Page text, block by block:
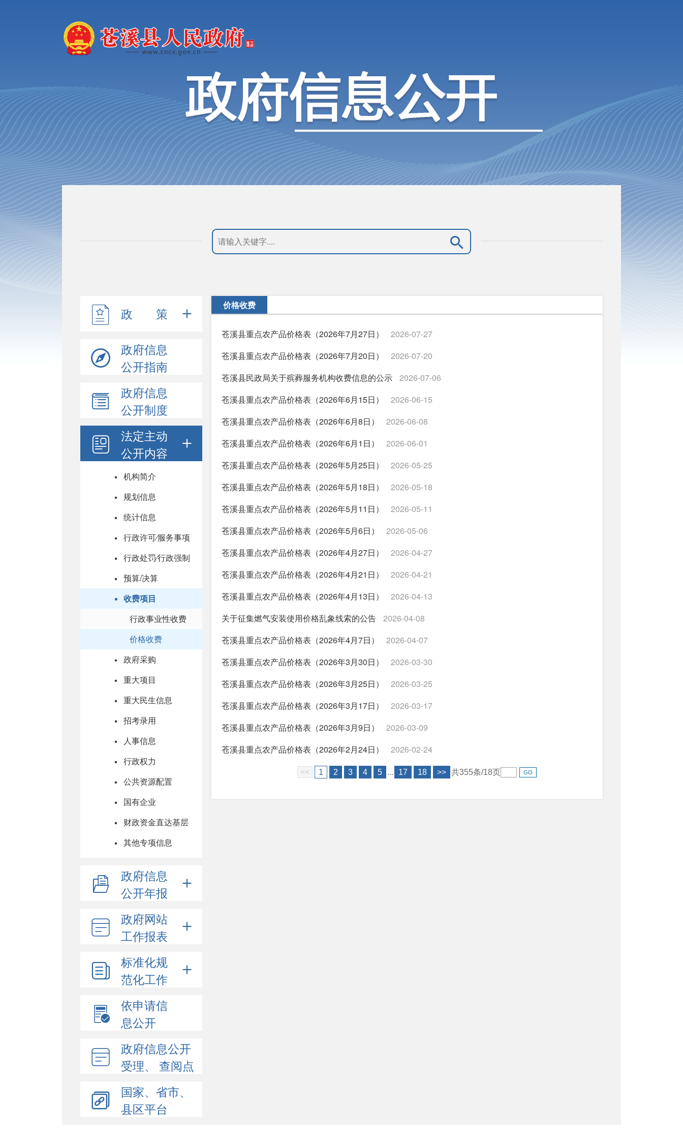
政 策
政府信息
公开指南
政府信息
公开制度
法定主动
公开内容
机构简介
规划信息
统计信息
行政许可⁄服务事项
行政处罚⁄行政强制
预算/决算
收费项目
行政事业性收费
价格收费
政府采购
重大项目
重大民生信息
招考录用
人事信息
行政权力
公共资源配置
国有企业
财政资金直达基层
其他专项信息
政府信息
公开年报
政府网站
工作报表
标准化规
范化工作
依申请信
息公开
政府信息公开
受理、 查阅点
国家、省市、
县区平台
价格收费
苍溪县重点农产品价格表（2026年7月27日）
2026-07-27
苍溪县重点农产品价格表（2026年7月20日）
2026-07-20
苍溪县民政局关于殡葬服务机构收费信息的公示
2026-07-06
苍溪县重点农产品价格表（2026年6月15日）
2026-06-15
苍溪县重点农产品价格表（2026年6月8日）
2026-06-08
苍溪县重点农产品价格表（2026年6月1日）
2026-06-01
苍溪县重点农产品价格表（2026年5月25日）
2026-05-25
苍溪县重点农产品价格表（2026年5月18日）
2026-05-18
苍溪县重点农产品价格表（2026年5月11日）
2026-05-11
苍溪县重点农产品价格表（2026年5月6日）
2026-05-06
苍溪县重点农产品价格表（2026年4月27日）
2026-04-27
苍溪县重点农产品价格表（2026年4月21日）
2026-04-21
苍溪县重点农产品价格表（2026年4月13日）
2026-04-13
关于征集燃气安装使用价格乱象线索的公告
2026-04-08
苍溪县重点农产品价格表（2026年4月7日）
2026-04-07
苍溪县重点农产品价格表（2026年3月30日）
2026-03-30
苍溪县重点农产品价格表（2026年3月25日）
2026-03-25
苍溪县重点农产品价格表（2026年3月17日）
2026-03-17
苍溪县重点农产品价格表（2026年3月9日）
2026-03-09
苍溪县重点农产品价格表（2026年2月24日）
2026-02-24
<< 1 2 3 4 5 ... 17 18 >> 共355条/18页